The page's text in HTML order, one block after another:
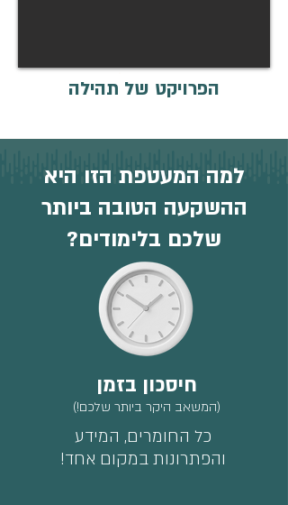
הפרויקט של תהילה
למה המעטפת הזו היא
ההשקעה הטובה ביותר
שלכם בלימודים?
חיסכון בזמן
(המשאב היקר ביותר שלכם!)
כל החומרים, המידע
והפתרונות במקום אחד!